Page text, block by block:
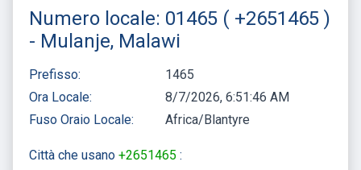
Numero locale: 01465 ( +2651465 )
- Mulanje, Malawi
Prefisso:
1465
Ora Locale:
8/7/2026, 6:51:46 AM
Fuso Oraio Locale:
Africa/Blantyre
Città che usano +2651465 :